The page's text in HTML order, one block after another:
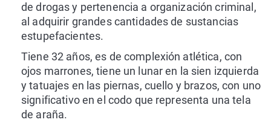
de drogas y pertenencia a organización criminal,
al adquirir grandes cantidades de sustancias
estupefacientes.
Tiene 32 años, es de complexión atlética, con
ojos marrones, tiene un lunar en la sien izquierda
y tatuajes en las piernas, cuello y brazos, con uno
significativo en el codo que representa una tela
de araña.